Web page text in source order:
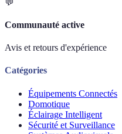
Communauté active
Avis et retours d'expérience
Catégories
Équipements Connectés
Domotique
Éclairage Intelligent
Sécurité et Surveillance